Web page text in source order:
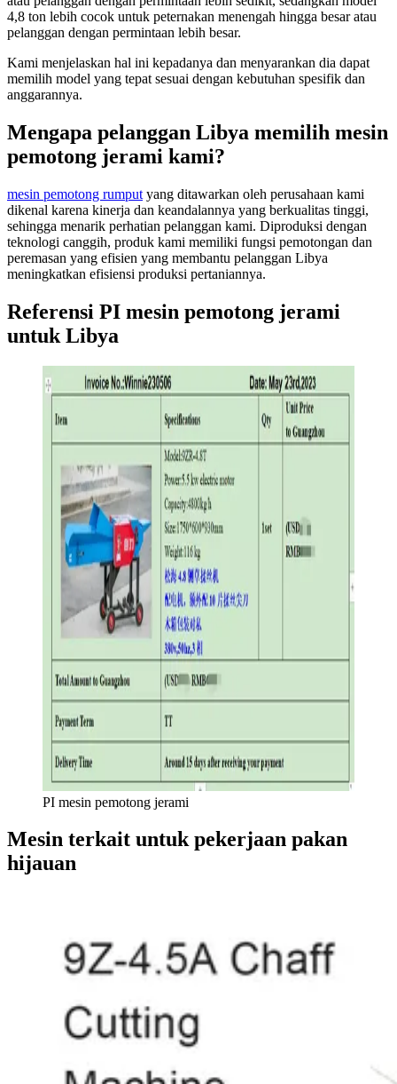
4,8 ton lebih cocok untuk peternakan menengah hingga besar atau
pelanggan dengan permintaan lebih besar.
Kami menjelaskan hal ini kepadanya dan menyarankan dia dapat
memilih model yang tepat sesuai dengan kebutuhan spesifik dan
anggarannya.
Mengapa pelanggan Libya memilih mesin
pemotong jerami kami?
mesin pemotong rumput yang ditawarkan oleh perusahaan kami
dikenal karena kinerja dan keandalannya yang berkualitas tinggi,
sehingga menarik perhatian pelanggan kami. Diproduksi dengan
teknologi canggih, produk kami memiliki fungsi pemotongan dan
peremasan yang efisien yang membantu pelanggan Libya
meningkatkan efisiensi produksi pertaniannya.
Referensi PI mesin pemotong jerami
untuk Libya
PI mesin pemotong jerami
Mesin terkait untuk pekerjaan pakan
hijauan